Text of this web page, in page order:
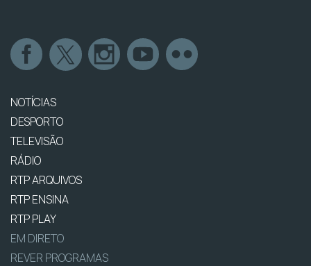
NOTÍCIAS
DESPORTO
TELEVISÃO
RÁDIO
RTP ARQUIVOS
RTP ENSINA
RTP PLAY
EM DIRETO
REVER PROGRAMAS